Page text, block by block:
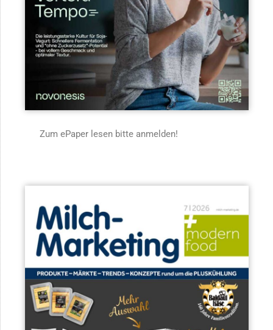
Zum ePaper lesen bitte anmelden!